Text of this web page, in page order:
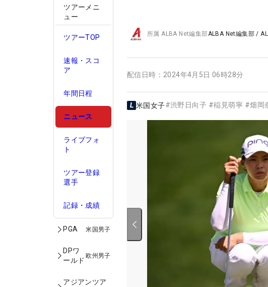
ツアーメニ
ュー
ツアーTOP
速報・スコ
ア
年間日程
ニュース
ライブフォ
ト
ツアー登録
選手
記録・成績
PGA 米国男子
DPワ
ールド
欧州男子
アジアンツア
所属ALBA Net編集部ALBA Net編集部 /
配信日時： 2024年4月5日 06時28分
米国女子#渋野日向子 #稲見萌寧 #畑岡